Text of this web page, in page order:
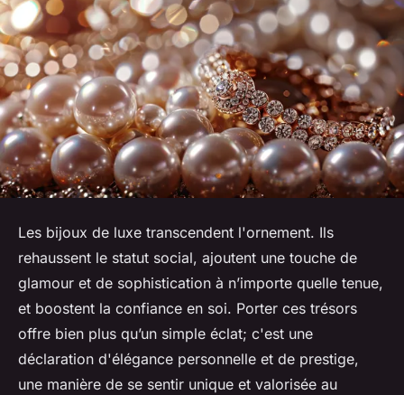
Les bijoux de luxe transcendent l'ornement. Ils
rehaussent le statut social, ajoutent une touche de
glamour et de sophistication à n’importe quelle tenue,
et boostent la confiance en soi. Porter ces trésors
offre bien plus qu’un simple éclat; c'est une
déclaration d'élégance personnelle et de prestige,
une manière de se sentir unique et valorisée au